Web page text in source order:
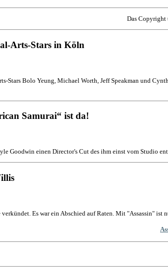
Das Copyright
Arts-Stars in Köln
Stars Bolo Yeung, Michael Worth, Jeff Speakman und
Samurai“ ist da!
Goodwin einen Director's Cut des ihm einst vom Studio
Es war ein Abschied auf Raten. Mit "Assassin"